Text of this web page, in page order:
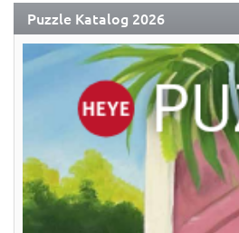
Puzzle Katalog 2026